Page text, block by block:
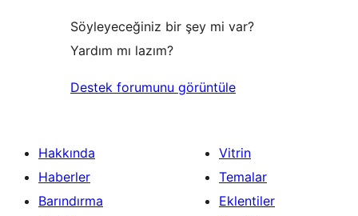
Söyleyeceğiniz bir şey mi var?
Yardım mı lazım?
Destek forumunu görüntüle
Hakkında
Haberler
Barındırma
Vitrin
Temalar
Eklentiler